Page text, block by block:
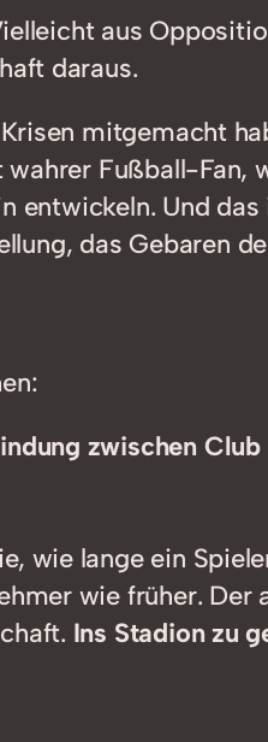
aus
daraus.
mitgemacht
Fußball-Fan,
entwickeln. Und
das Gebaren
zwischen Club
wie lange ein
wie früher.
Ins Stadion zu